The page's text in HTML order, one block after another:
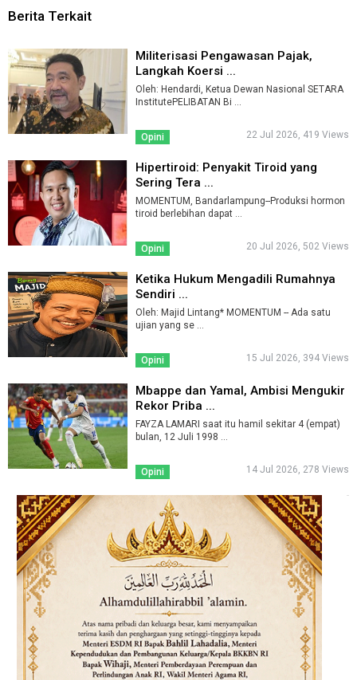
Berita Terkait
Militerisasi Pengawasan Pajak,
Langkah Koersi ...
Oleh: Hendardi, Ketua Dewan Nasional SETARA
InstitutePELIBATAN Bi ...
Opini 22 Jul 2026, 419 Views
Hipertiroid: Penyakit Tiroid yang
Sering Tera ...
MOMENTUM, Bandarlampung--Produksi hormon
tiroid berlebihan dapat ...
Opini 20 Jul 2026, 502 Views
Ketika Hukum Mengadili Rumahnya
Sendiri ...
Oleh: Majid Lintang* MOMENTUM -- Ada satu
ujian yang se ...
Opini 15 Jul 2026, 394 Views
Mbappe dan Yamal, Ambisi Mengukir
Rekor Priba ...
FAYZA LAMARI saat itu hamil sekitar 4 (empat)
bulan, 12 Juli 1998 ...
Opini 14 Jul 2026, 278 Views